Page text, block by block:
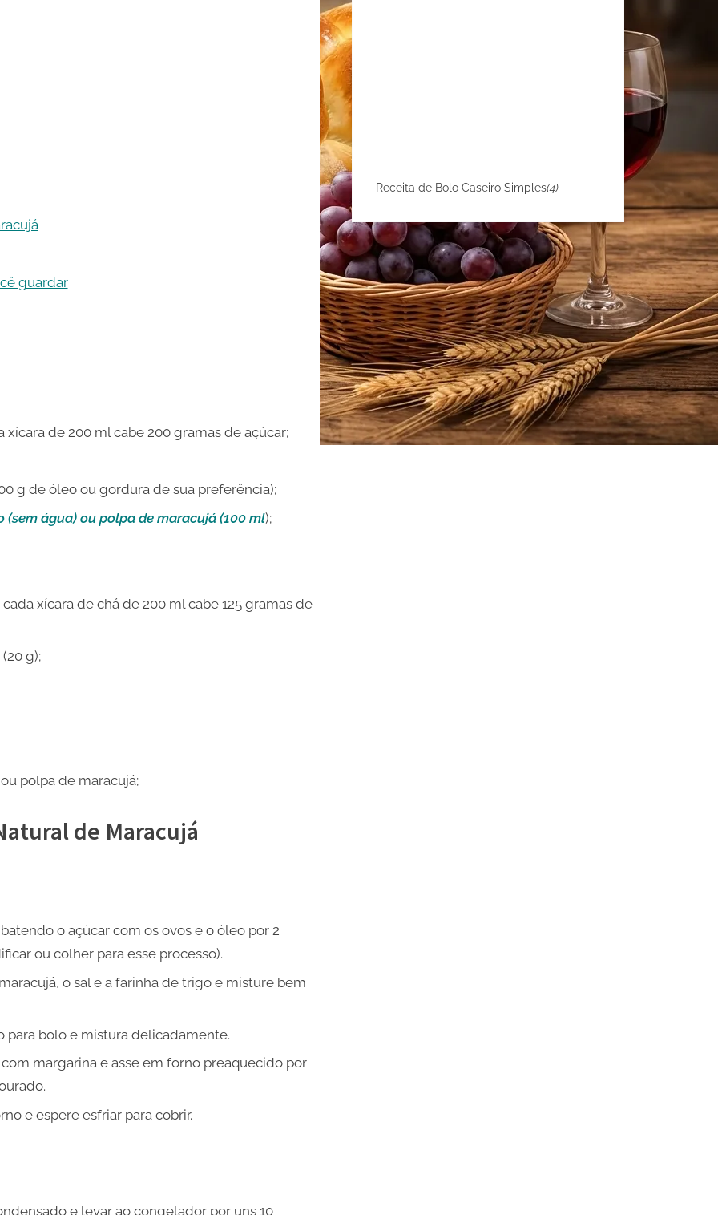
guardar
xícara de 200 ml cabe 200 gramas de açúcar;
g de óleo ou gordura de sua preferência);
(sem água) ou polpa de maracujá (100 ml);
xícara de chá de 200 ml cabe 125 gramas de
g);
polpa de maracujá;
de Maracujá
o açúcar com os ovos e o óleo por 2
ou colher para esse processo).
o sal e a farinha de trigo e misture bem
bolo e mistura delicadamente.
margarina e asse em forno preaquecido por
e espere esfriar para cobrir.
e levar ao congelador por uns 10
Receita de Bolo Caseiro Simples(4)